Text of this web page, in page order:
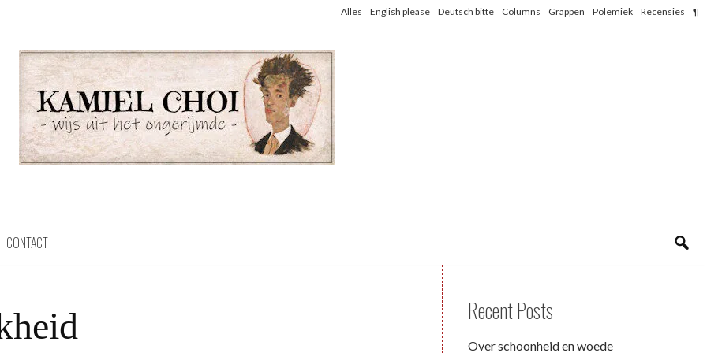
Alles English please Deutsch bitte Columns Grappen Polemiek Recensies ¶
CONTACT
Recent Posts
Over schoonheid en woede